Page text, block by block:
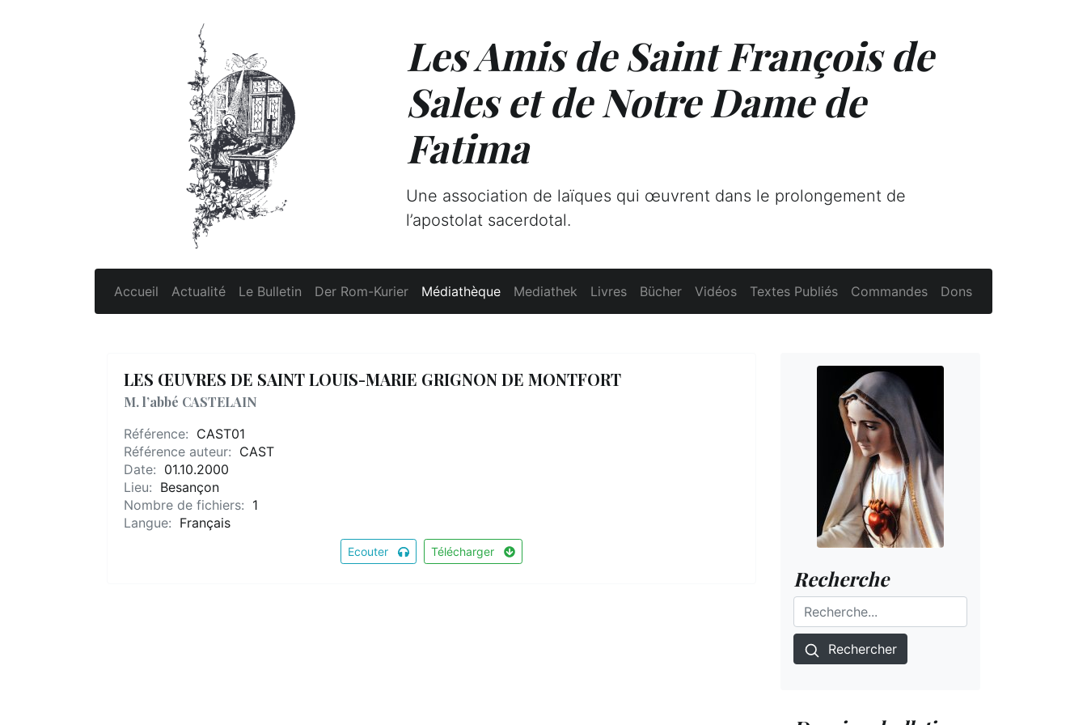
Les Amis de Saint François de
Sales et de Notre Dame de
Fatima
Une association de laïques qui œuvrent dans le prolongement de
l’apostolat sacerdotal.
Accueil Actualité Le Bulletin Der Rom-Kurier Médiathèque Mediathek Livres Bücher Vidéos Textes Publiés Commandes Dons
LES ŒUVRES DE SAINT LOUIS-MARIE GRIGNON DE MONTFORT
M. l’abbé CASTELAIN
Référence: CAST01
Référence auteur: CAST
Date: 01.10.2000
Lieu: Besançon
Nombre de fichiers: 1
Langue: Français
Ecouter Télécharger
Recherche
Rechercher